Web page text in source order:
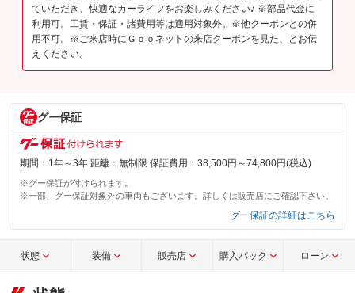
ていただき、快適なカーライフをお楽しみください♪ ※部品代金に
利用可。工賃・保証・諸費用等は適用対象外。※他クーポンとの併
用不可。※ご来店時にＧｏｏネットの来店クーポンを見た、とお伝
えください。
グー保証
期間：1年～3年 距離：無制限 保証費用：38,500円～74,800円(税込)
※グー保証が付けられます。
※一部、グー保証対象外の車両もございます。詳しくは販売店にご確認下さい。
グー保証の詳細はこちら
状態 装備 販売店 購入パック ローン